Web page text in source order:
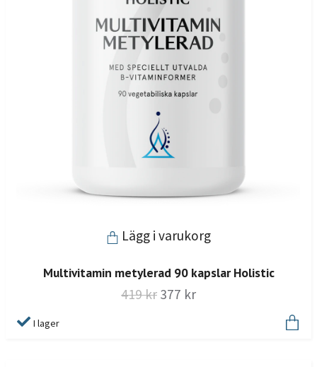
Lägg i varukorg
Multivitamin metylerad 90 kapslar Holistic
419 kr 377 kr
I lager